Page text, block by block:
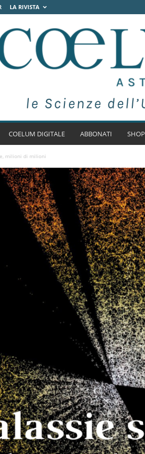
LA RIVISTA
COELUM DIGITALE ABBONATI SHOP
milioni di milioni